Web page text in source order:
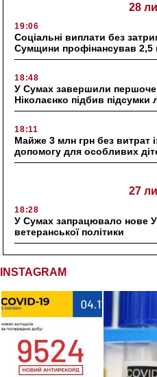
28
19:06
Соціальні виплати без
Сумщини профінансував 2,5
18:48
У Сумах завершили
Ніколаєнко підбив підсумки
18:11
Майже 3 млн грн без витрат
допомогу для особливих
27
18:28
У Сумах запрацювало нове
ветеранської політики
INSTAGRAM